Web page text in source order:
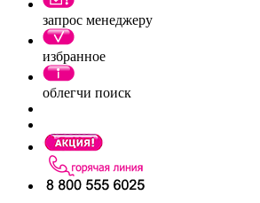
запрос менеджеру
избранное
облегчи поиск